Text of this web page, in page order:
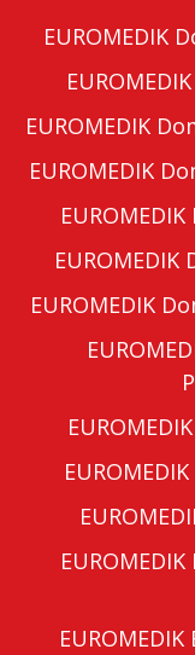
EUROMEDIK
EUROMEDIK
EUROMEDIK
EUROMEDIK